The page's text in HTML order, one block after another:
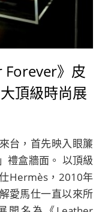
Forever》皮
頂級時尚展
台，首先映入眼簾
禮盒牆面。 以頂級
Hermès，2010年
愛馬仕一直以來所